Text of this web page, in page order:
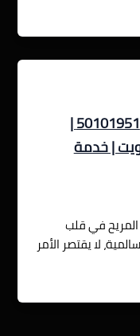
تاكسي السالمية السريع: اتصل 50101951 |
بالكويت | خدمة
المريح في قلب
لا يقتصر الأمر